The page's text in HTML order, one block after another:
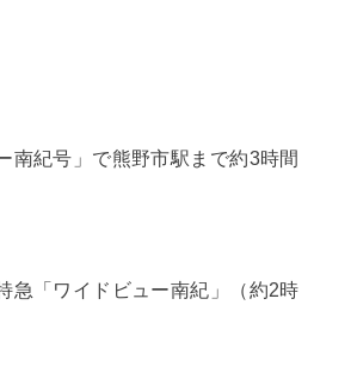
南紀号」で熊野市駅まで約3時間
急「ワイドビュー南紀」（約2時